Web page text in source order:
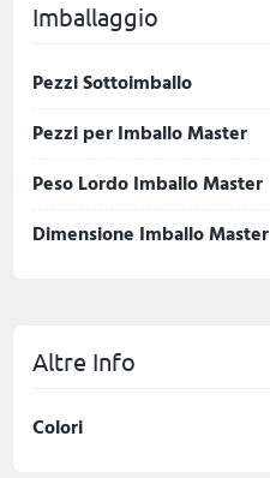
Imballaggio
Pezzi Sottoimballo
Pezzi per Imballo Master
Peso Lordo Imballo Master
Dimensione Imballo Master
Altre Info
Colori